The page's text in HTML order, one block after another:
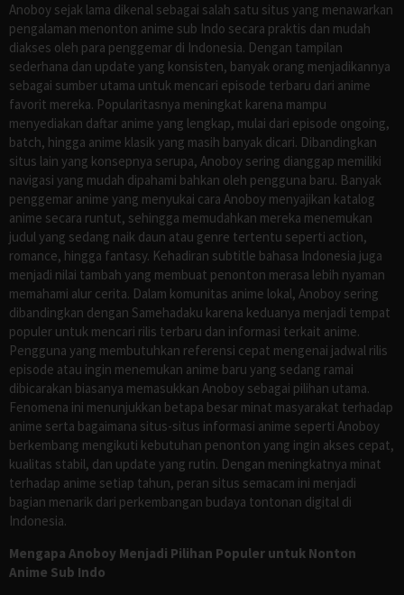
Anoboy sejak lama dikenal sebagai salah satu situs yang menawarkan
pengalaman menonton anime sub Indo secara praktis dan mudah
diakses oleh para penggemar di Indonesia. Dengan tampilan
sederhana dan update yang konsisten, banyak orang menjadikannya
sebagai sumber utama untuk mencari episode terbaru dari anime
favorit mereka. Popularitasnya meningkat karena mampu
menyediakan daftar anime yang lengkap, mulai dari episode ongoing,
batch, hingga anime klasik yang masih banyak dicari. Dibandingkan
situs lain yang konsepnya serupa, Anoboy sering dianggap memiliki
navigasi yang mudah dipahami bahkan oleh pengguna baru. Banyak
penggemar anime yang menyukai cara Anoboy menyajikan katalog
anime secara runtut, sehingga memudahkan mereka menemukan
judul yang sedang naik daun atau genre tertentu seperti action,
romance, hingga fantasy. Kehadiran subtitle bahasa Indonesia juga
menjadi nilai tambah yang membuat penonton merasa lebih nyaman
memahami alur cerita. Dalam komunitas anime lokal, Anoboy sering
dibandingkan dengan Samehadaku karena keduanya menjadi tempat
populer untuk mencari rilis terbaru dan informasi terkait anime.
Pengguna yang membutuhkan referensi cepat mengenai jadwal rilis
episode atau ingin menemukan anime baru yang sedang ramai
dibicarakan biasanya memasukkan Anoboy sebagai pilihan utama.
Fenomena ini menunjukkan betapa besar minat masyarakat terhadap
anime serta bagaimana situs-situs informasi anime seperti Anoboy
berkembang mengikuti kebutuhan penonton yang ingin akses cepat,
kualitas stabil, dan update yang rutin. Dengan meningkatnya minat
terhadap anime setiap tahun, peran situs semacam ini menjadi
bagian menarik dari perkembangan budaya tontonan digital di
Indonesia.
Mengapa Anoboy Menjadi Pilihan Populer untuk Nonton
Anime Sub Indo